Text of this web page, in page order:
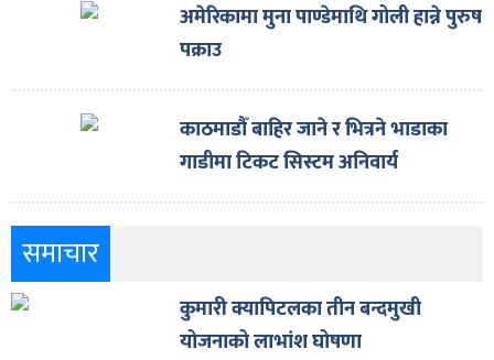
अमेरिकामा मुना पाण्डेमाथि गोली हान्ने पुरुष
पक्राउ
काठमाडौँ बाहिर जाने र भित्रने भाडाका
गाडीमा टिकट सिस्टम अनिवार्य
समाचार
कुमारी क्यापिटलका तीन बन्दमुखी
योजनाको लाभांश घोषणा